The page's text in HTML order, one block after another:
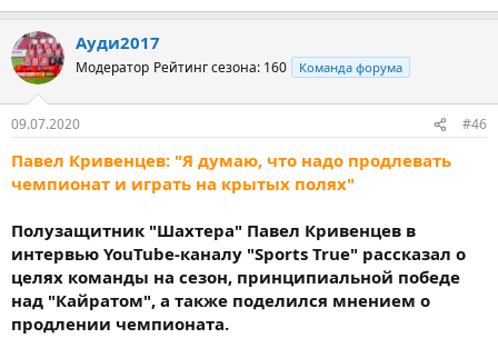
Ауди2017
Модератор Рейтинг сезона: 160 Команда форума
09.07.2020 #46
Павел Кривенцев: "Я думаю, что надо продлевать
чемпионат и играть на крытых полях"
Полузащитник "Шахтера" Павел Кривенцев в
интервью YouTube-каналу "Sports True" рассказал о
целях команды на сезон, принципиальной победе
над "Кайратом", а также поделился мнением о
продлении чемпионата.